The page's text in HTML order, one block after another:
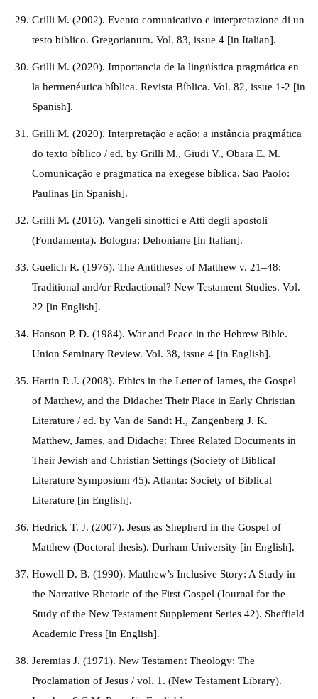
Grilli M. (2002). Evento comunicativo e interpretazione di un
testo biblico. Gregorianum. Vol. 83, issue 4 [in Italian].
Grilli M. (2020). Importancia de la lingüística pragmática en
la hermenéutica bíblica. Revista Bíblica. Vol. 82, issue 1-2 [in
Spanish].
Grilli M. (2020). Interpretação e ação: a instância pragmática
do texto bíblico / ed. by Grilli M., Giudi V., Obara E. M.
Comunicação e pragmatica na exegese bíblica. Sao Paolo:
Paulinas [in Spanish].
Grilli M. (2016). Vangeli sinottici e Atti degli apostoli
(Fondamenta). Bologna: Dehoniane [in Italian].
Guelich R. (1976). The Antitheses of Matthew v. 21–48:
Traditional and/or Redactional? New Testament Studies. Vol.
22 [in English].
Hanson P. D. (1984). War and Peace in the Hebrew Bible.
Union Seminary Review. Vol. 38, issue 4 [in English].
Hartin P. J. (2008). Ethics in the Letter of James, the Gospel
of Matthew, and the Didache: Their Place in Early Christian
Literature / ed. by Van de Sandt H., Zangenberg J. K.
Matthew, James, and Didache: Three Related Documents in
Their Jewish and Christian Settings (Society of Biblical
Literature Symposium 45). Atlanta: Society of Biblical
Literature [in English].
Hedrick T. J. (2007). Jesus as Shepherd in the Gospel of
Matthew (Doctoral thesis). Durham University [in English].
Howell D. B. (1990). Matthew’s Inclusive Story: A Study in
the Narrative Rhetoric of the First Gospel (Journal for the
Study of the New Testament Supplement Series 42). Sheffield
Academic Press [in English].
Jeremias J. (1971). New Testament Theology: The
Proclamation of Jesus / vol. 1. (New Testament Library).